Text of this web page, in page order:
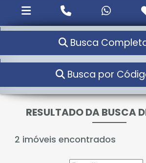
Busca
Busca por
RESULTADO DA BUSCA
2 imóveis encontrados